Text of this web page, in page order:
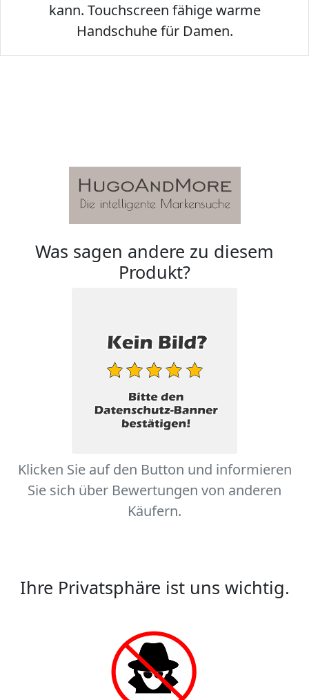
kann. Touchscreen fähige warme
Handschuhe für Damen.
Was sagen andere zu diesem
Produkt?
Klicken Sie auf den Button und informieren
Sie sich über Bewertungen von anderen
Käufern.
Ihre Privatsphäre ist uns wichtig.